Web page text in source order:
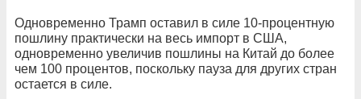
Одновременно Трамп оставил в силе 10-процентную
пошлину практически на весь импорт в США,
одновременно увеличив пошлины на Китай до более
чем 100 процентов, поскольку пауза для других стран
остается в силе.